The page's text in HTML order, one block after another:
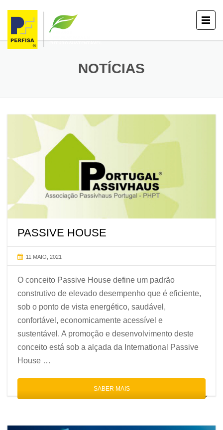
NOTÍCIAS
PASSIVE HOUSE
11 MAIO, 2021
O conceito Passive House define um padrão
construtivo de elevado desempenho que é eficiente,
sob o ponto de vista energético, saudável,
confortável, economicamente acessível e
sustentável. A promoção e desenvolvimento deste
conceito está sob a alçada da International Passive
House …
SABER MAIS